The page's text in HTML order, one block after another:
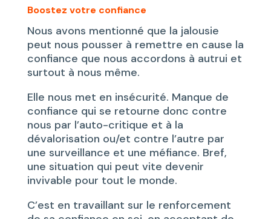
Boostez votre confiance
Nous avons mentionné que la jalousie
peut nous pousser à remettre en cause la
confiance que nous accordons à autrui et
surtout à nous même.
Elle nous met en insécurité. Manque de
confiance qui se retourne donc contre
nous par l’auto-critique et à la
dévalorisation ou/et contre l’autre par
une surveillance et une méfiance. Bref,
une situation qui peut vite devenir
invivable pour tout le monde.
C’est en travaillant sur le renforcement